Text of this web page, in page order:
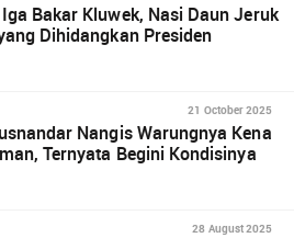
Bakar Kluwek, Nasi Daun Jeruk
Dihidangkan Presiden
21 October 2025
Nangis Warungnya Kena
Ternyata Begini Kondisinya
28 August 2025